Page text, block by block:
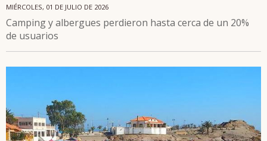
MIÉRCOLES, 01 DE JULIO DE 2026
Camping y albergues perdieron hasta cerca de un 20%
de usuarios